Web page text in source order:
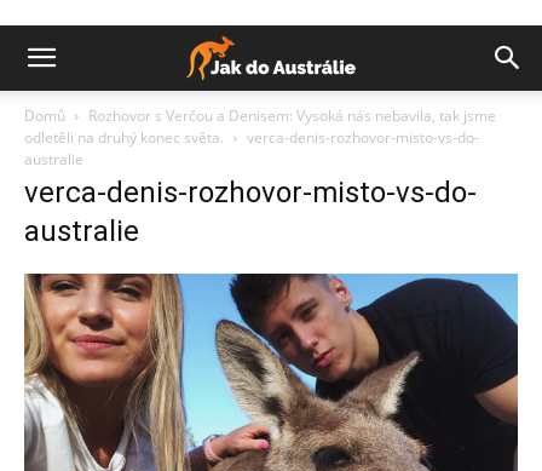
Domů
Rozhovor s Verčou a Denisem: Vysoká nás nebavila, tak jsme
odletěli na druhý konec světa.
verca-denis-rozhovor-misto-vs-do-
australie
verca-denis-rozhovor-misto-vs-do-
australie